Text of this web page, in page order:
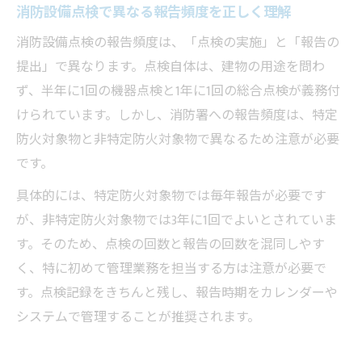
消防設備点検で異なる報告頻度を正しく理解
消防設備点検の報告頻度は、「点検の実施」と「報告の
提出」で異なります。点検自体は、建物の用途を問わ
ず、半年に1回の機器点検と1年に1回の総合点検が義務付
けられています。しかし、消防署への報告頻度は、特定
防火対象物と非特定防火対象物で異なるため注意が必要
です。
具体的には、特定防火対象物では毎年報告が必要です
が、非特定防火対象物では3年に1回でよいとされていま
す。そのため、点検の回数と報告の回数を混同しやす
く、特に初めて管理業務を担当する方は注意が必要で
す。点検記録をきちんと残し、報告時期をカレンダーや
システムで管理することが推奨されます。